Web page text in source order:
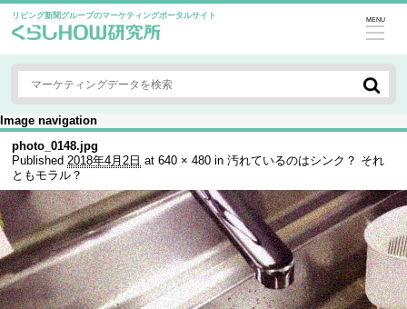
リビング新聞グループのマーケティングポータルサイト MENU
Image navigation
photo_0148.jpg
Published2018年4月2日 at640 × 480 in汚れているのはシンク？ それ
ともモラル？